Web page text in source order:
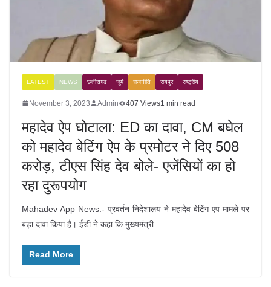
LATEST NEWS छत्तीसगढ़ जुर्म राजनीति रायपुर राष्ट्रीय
November 3, 2023 Admin 407 Views1 min read
महादेव ऐप घोटाला: ED का दावा, CM बघेल
को महादेव बेटिंग ऐप के प्रमोटर ने दिए 508
करोड़, टीएस सिंह देव बोले- एजेंसियों का हो
रहा दुरूपयोग
Mahadev App News:- प्रवर्तन निदेशालय ने महादेव बेटिंग एप मामले पर
बड़ा दावा किया है। ईडी ने कहा कि मुख्यमंत्री
Read More